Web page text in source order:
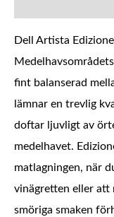
Dell Artista
fint balanserad
lämnar en trevlig
doftar ljuvligt av
medelhavet.
matlagningen, när
vinägretten eller att
smöriga smaken